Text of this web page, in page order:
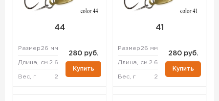
44
Размер26 мм
Длина, см 2.6
Вес, г 2
280 руб.
Купить
41
Размер26 мм
Длина, см 2.6
Вес, г 2
280 руб.
Купить